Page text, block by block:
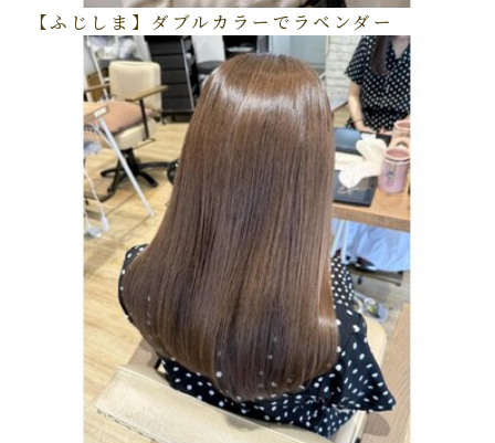
【ふじしま】ダブルカラーでラベンダー